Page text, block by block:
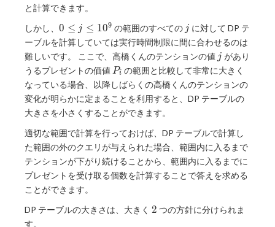
と計算できます。
しかし、 0\le
j\le10
^ 9
0 ≤ j ≤ 109 の範囲のすべての jj に対して DP テ
ーブルを計算していては実行時間制限に間に合わせるのは
難しいです。 ここで、高橋くんのテンションの値 jj があり
うるプレゼントの価値 P
_
i
Pi の範囲と比較して非常に大きく
なっている場合、以降しばらくの高橋くんのテンションの
変化が明らかに定まることを利用すると、DP テーブルの
大きさを小さくすることができます。
適切な範囲で計算を行っておけば、DP テーブルで計算し
た範囲の外のクエリが与えられた場合、範囲内に入るまで
テンションが下がり続けることから、範囲内に入るまでに
プレゼントを受け取る個数を計算することで答えを求める
ことができます。
DP テーブルの大きさは、大きく 2
2 つの方針に分けられま
す。